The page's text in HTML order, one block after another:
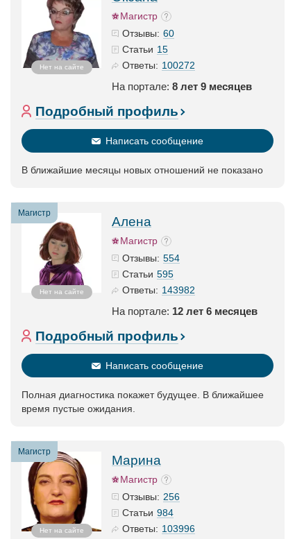
Нет на сайте
Магистр
Отзывы: 60
Статьи 15
Ответы: 100272
На портале: 8 лет 9 месяцев
Подробный профиль
Написать сообщение
В ближайшие месяцы новых отношений не показано
Магистр
Нет на сайте
Алена
Магистр
Отзывы: 554
Статьи 595
Ответы: 143982
На портале: 12 лет 6 месяцев
Подробный профиль
Написать сообщение
Полная диагностика покажет будущее. В ближайшее
время пустые ожидания.
Магистр
Нет на сайте
Марина
Магистр
Отзывы: 256
Статьи 984
Ответы: 103996